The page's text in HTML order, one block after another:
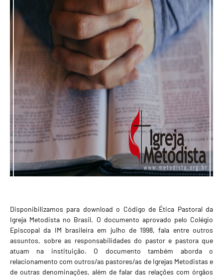
Disponibilizamos para download o Código de Ética Pastoral da
Igreja Metodista no Brasil. O documento aprovado pelo Colégio
Episcopal da IM brasileira em julho de 1998, fala entre outros
assuntos, sobre as responsabilidades do pastor e pastora que
atuam na instituição. O documento também aborda o
relacionamento com outros/as pastores/as de Igrejas Metodistas e
de outras denominações, além de falar das relações com órgãos